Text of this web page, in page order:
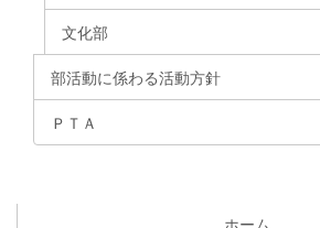
文化部
部活動に係わる活動方針
ＰＴＡ